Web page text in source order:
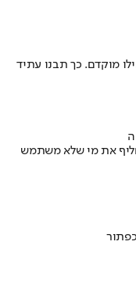
מוקדם. כך תבנו עתיד
את מי שלא משתמש